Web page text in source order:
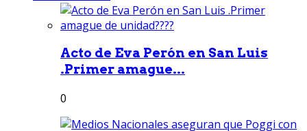
Acto de Eva Perón en San Luis
.Primer amague...
0